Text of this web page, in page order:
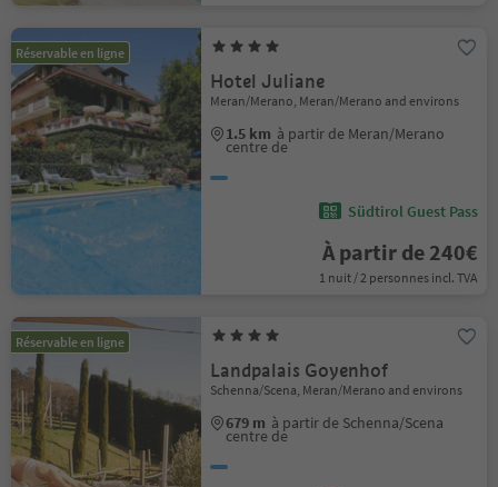
Réservable en ligne
Hotel Juliane
Meran/Merano, Meran/Merano and environs
1.5 km à partir de Meran/Merano
centre de
Südtirol Guest Pass
À partir de 240€
1 nuit / 2 personnes incl. TVA
Réservable en ligne
Landpalais Goyenhof
Schenna/Scena, Meran/Merano and environs
679 m à partir de Schenna/Scena
centre de